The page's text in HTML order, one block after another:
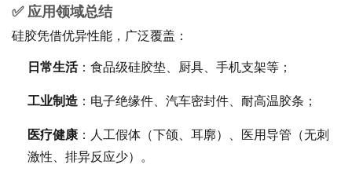
✅ 应用领域总结
硅胶凭借优异性能，广泛覆盖：
日常生活：食品级硅胶垫、厨具、手机支架等；
工业制造 ：电子绝缘件、汽车密封件、耐高温胶条；
医疗健康 ：人工假体（下颌、耳廓）、医用导管（无刺
激性、排异反应少）。